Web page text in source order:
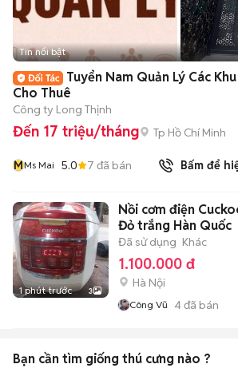
Tin nổi bật
Tuyển Nam Quản Lý Các
Cho Thuê
Công ty Long Thịnh
Đến 17 triệu/tháng Tp Hồ Chí Minh
MMs Mai 5.0 7 đã bán Bấm để
1 phút trước 3
Nồi cơm điện
Đỏ trắng Hàn Quốc
Đã sử dụng Khác
1.100.000 đ
Hà Nội
Công Vũ 4đã bán
Bạn cần tìm giống thú cưng nào ?